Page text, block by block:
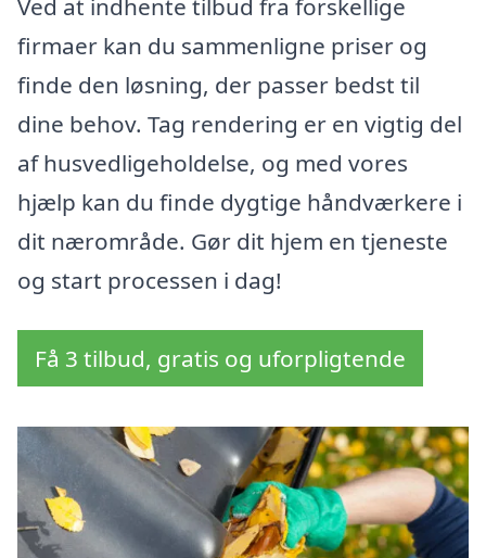
Ved at indhente tilbud fra forskellige
firmaer kan du sammenligne priser og
finde den løsning, der passer bedst til
dine behov. Tag rendering er en vigtig del
af husvedligeholdelse, og med vores
hjælp kan du finde dygtige håndværkere i
dit nærområde. Gør dit hjem en tjeneste
og start processen i dag!
Få 3 tilbud, gratis og uforpligtende